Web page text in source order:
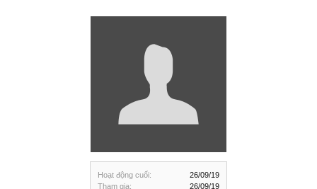
Hoạt động cuối:
26/09/19
Tham gia:
26/09/19